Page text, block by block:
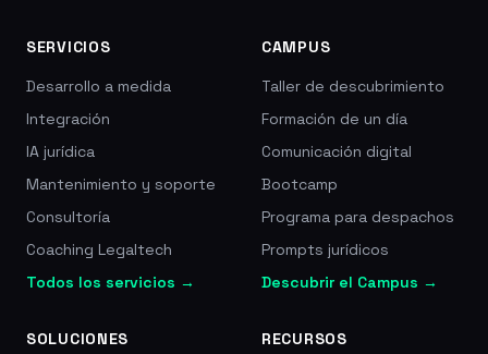
SERVICIOS
Desarrollo a medida
Integración
IA jurídica
Mantenimiento y soporte
Consultoría
Coaching Legaltech
Todos los servicios →
CAMPUS
Taller de descubrimiento
Formación de un día
Comunicación digital
Bootcamp
Programa para despachos
Prompts jurídicos
Descubrir el Campus →
SOLUCIONES
RECURSOS